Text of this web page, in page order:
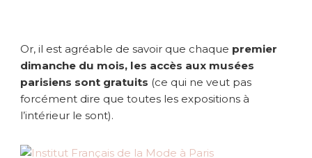
n
p
o
Or, il est agréable de savoir que chaque premier
dimanche du mois, les accès aux musées
parisiens sont gratuits (ce qui ne veut pas
forcément dire que toutes les expositions à
l’intérieur le sont).